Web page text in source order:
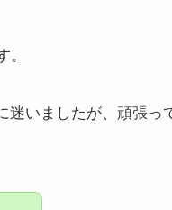
。
迷いましたが、頑張っ